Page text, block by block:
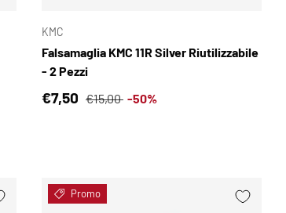
KMC
Falsamaglia KMC 11R Silver Riutilizzabile
- 2 Pezzi
Prezzo di vendita
€7,50 Prezzo normale
€15,00 -50%
Promo